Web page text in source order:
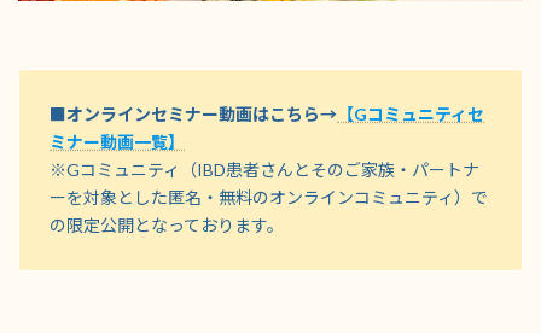
■オンラインセミナー動画はこちら→ 【Gコミュニティセ
ミナー動画一覧】
※Gコミュニティ（IBD患者さんとそのご家族・パートナ
ーを対象とした匿名・無料のオンラインコミュニティ）で
の限定公開となっております。